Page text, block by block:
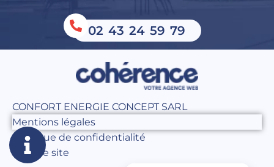
02 43 24 59 79
CONFORT ENERGIE CONCEPT SARL
Mentions légales
Politique de confidentialité
Plan de site